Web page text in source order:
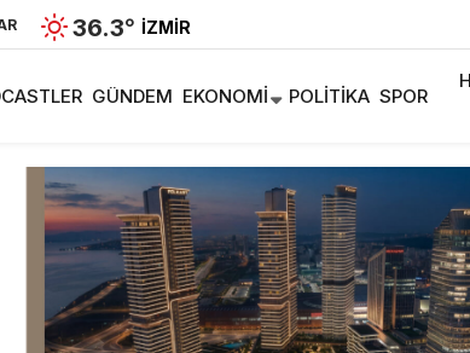
36.3° İZMIR
GÜNDEM EKONOMI POLITIKA SPOR